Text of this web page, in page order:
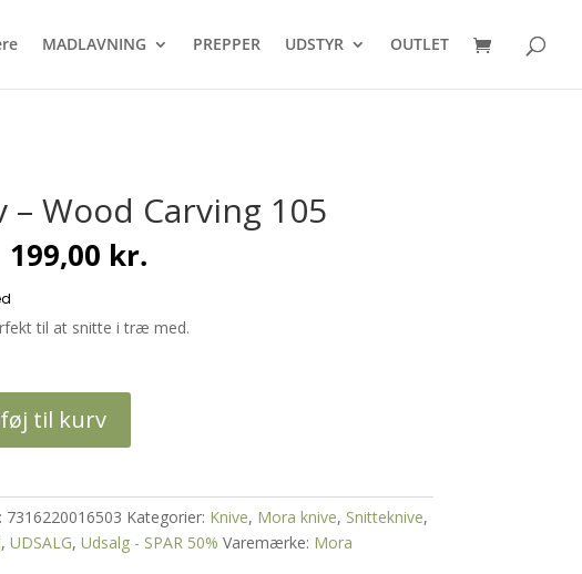
MADLAVNING PREPPER UDSTYR OUTLET
– Wood Carving 105
Den
oprindelige
pris
var:
199,00 kr.Den
aktuelle
er:
til at snitte i træ med.
til kurv
7316220016503 Kategorier: Knive, Mora knive, Snitteknive,
, UDSALG, Udsalg - SPAR 50% Varemærke: Mora